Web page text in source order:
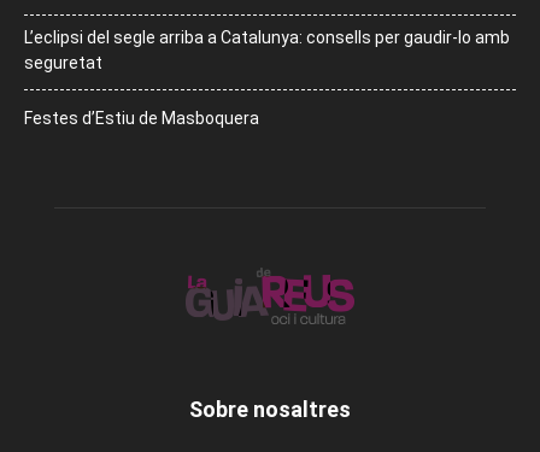
L’eclipsi del segle arriba a Catalunya: consells per gaudir-lo amb
seguretat
Festes d’Estiu de Masboquera
Sobre nosaltres